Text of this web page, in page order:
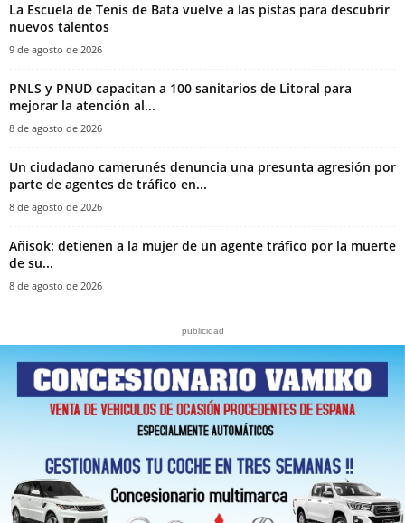
La Escuela de Tenis de Bata vuelve a las pistas para descubrir
nuevos talentos
9 de agosto de 2026
PNLS y PNUD capacitan a 100 sanitarios de Litoral para
mejorar la atención al...
8 de agosto de 2026
‎Un ciudadano camerunés denuncia una presunta agresión por
parte de agentes de tráfico en...
8 de agosto de 2026
Añisok: detienen a la mujer de un agente tráfico por la muerte
de su...
8 de agosto de 2026
publicidad